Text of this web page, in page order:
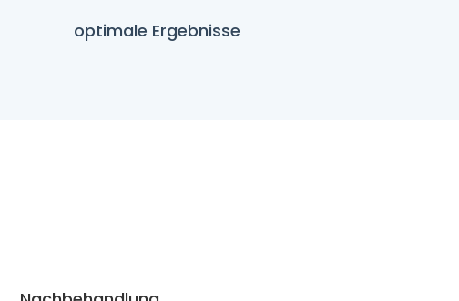
optimale Ergebnisse